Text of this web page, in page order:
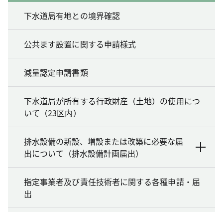
下水道局有地との境界確認
公共ます設置に関する申請様式
減量認定申請書類
下水道局が所有する行政財産（土地）の使用につ
いて（23区内）
排水設備の新設、増設または改築に必要な届
出について（排水設備計画届出）
指定事業者及び責任技術者に関する各種申請・届
出